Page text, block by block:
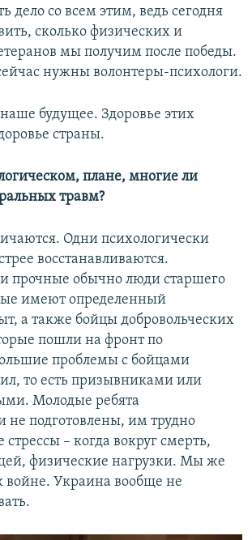
дело со всем этим, ведь сегодня
сколько физических и
мы получим после победы.
нужны волонтеры-психологи.
будущее. Здоровье этих
страны.
плане, многие ли
травм?
Одни психологически
восстанавливаются.
прочные обычно люди старшего
имеют определенный
а также бойцы добровольческих
пошли на фронт по
проблемы с бойцами
то есть призывниками или
Молодые ребята
не подготовлены, им трудно
– когда вокруг смерть,
физические нагрузки. Мы же
войне. Украина вообще не